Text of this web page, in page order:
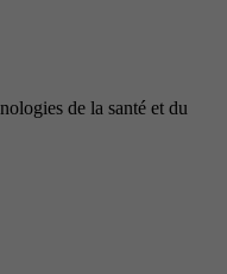
de la santé et du